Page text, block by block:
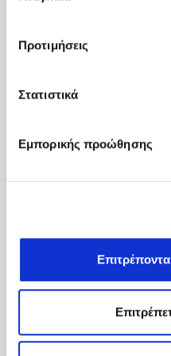
Προτιμήσεις
Στατιστικά
Εμπορικής προώθησης
Heraklion 71500 Crete,
Get directions
To receive
experiences, offers
your